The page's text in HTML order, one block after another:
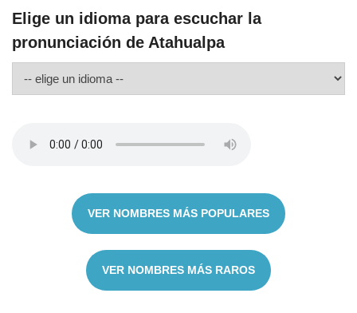
Elige un idioma para escuchar la
pronunciación de Atahualpa
VER NOMBRES MÁS POPULARES
VER NOMBRES MÁS RAROS